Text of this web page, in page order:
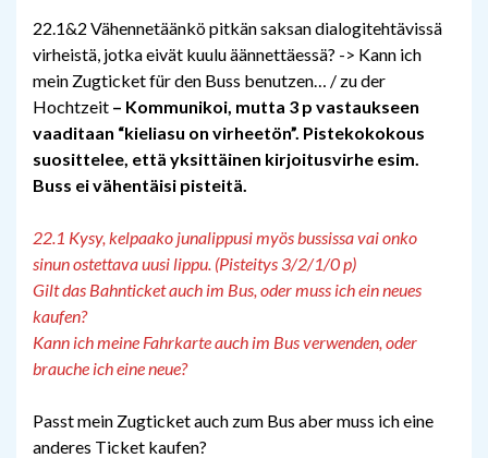
22.1&2 Vähennetäänkö pitkän saksan dialogitehtävissä
virheistä, jotka eivät kuulu äännettäessä? -> Kann ich
mein Zugticket für den Buss benutzen… / zu der
Hochtzeit – Kommunikoi, mutta 3 p vastaukseen
vaaditaan “kieliasu on virheetön”. Pistekokokous
suosittelee, että yksittäinen kirjoitusvirhe esim.
Buss ei vähentäisi pisteitä.
22.1 Kysy, kelpaako junalippusi myös bussissa vai onko
sinun ostettava uusi lippu. (Pisteitys 3/2/1/0 p)
Gilt das Bahnticket auch im Bus, oder muss ich ein neues
kaufen?
Kann ich meine Fahrkarte auch im Bus verwenden, oder
brauche ich eine neue?
Passt mein Zugticket auch zum Bus aber muss ich eine
anderes Ticket kaufen?